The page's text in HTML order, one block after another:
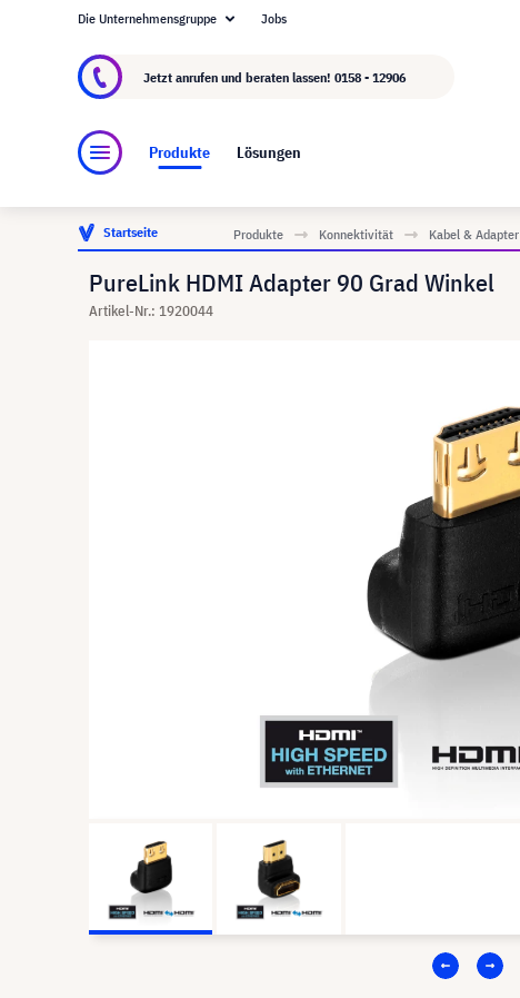
Über visunext.at
Die Unternehmensgruppe Jobs
Jetzt anrufen und beraten lassen! 0158 - 12906
Produkte Lösungen
Startseite Produkte Konnektivität Kabel & Adapter
PureLink HDMI Adapter 90 Grad Winkel
Artikel-Nr.: 1920044